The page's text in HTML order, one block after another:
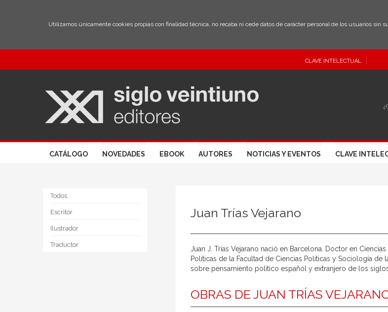
Utilizamos únicamente cookies propias con finalidad técnica, no recaba ni cede datos de carácter personal de los usuarios sin
CLAVE INTELECTUAL
CATÁLOGO NOVEDADES EBOOK AUTORES NOTICIAS Y EVENTOS CLAVE
Todos
Escritor
Ilustrador
Traductor
Juan Trías Vejarano
Juan J. Trías Vejarano nació en Barcelona. Doctor en
Políticas de la Facultad de Ciencias Políticas y Sociología
sobre pensamiento político español y extranjero de los siglos
OBRAS DE JUAN TRÍAS